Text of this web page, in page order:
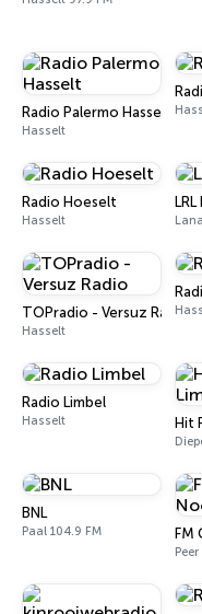
Radio Palermo Hasselt
Hasselt
Radio Hoeselt
Hasselt
TOPradio - Versuz Radio
Hasselt
Radio Limbel
Hasselt Hit
BNL
Paal 104.9 FM FM